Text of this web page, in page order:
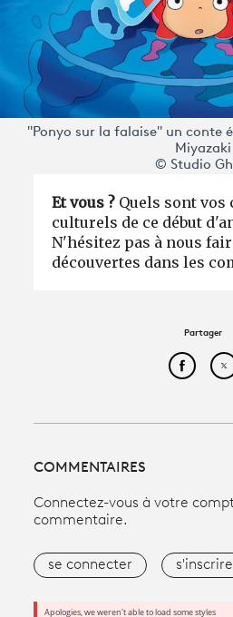
"Ponyo sur la falaise" un conte
Miyazaki
© Studio
Et vous ? Quels sont
culturels de ce début
N'hésitez pas à nous
découvertes dans les
Partager
COMMENTAIRES
Connectez-vous à votre
commentaire.
se connecter s'inscrire